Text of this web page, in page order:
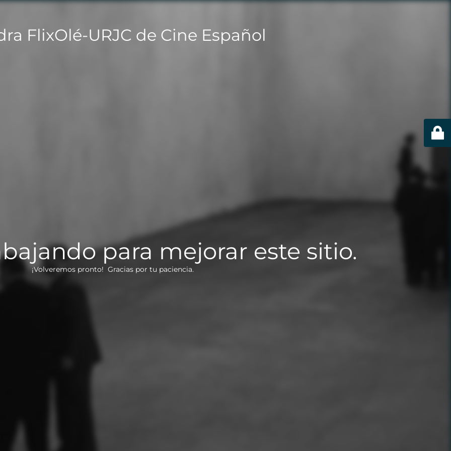
FlixOlé-URJC de Cine Español
para mejorar este sitio.
¡Volveremos pronto! Gracias por tu paciencia.